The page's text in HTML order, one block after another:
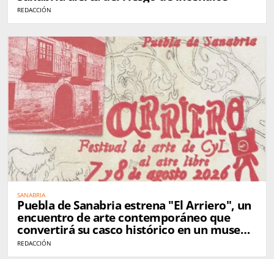
REDACCIÓN
SANABRIA
Puebla de Sanabria estrena "El Arriero", un
encuentro de arte contemporáneo que
convertirá su casco histórico en un museo
al aire libre
REDACCIÓN